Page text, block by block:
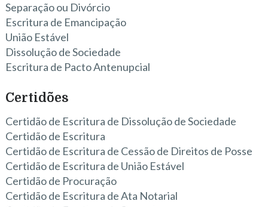
Separação ou Divórcio
Escritura de Emancipação
União Estável
Dissolução de Sociedade
Escritura de Pacto Antenupcial
Certidões
Certidão de Escritura de Dissolução de Sociedade
Certidão de Escritura
Certidão de Escritura de Cessão de Direitos de Posse
Certidão de Escritura de União Estável
Certidão de Procuração
Certidão de Escritura de Ata Notarial